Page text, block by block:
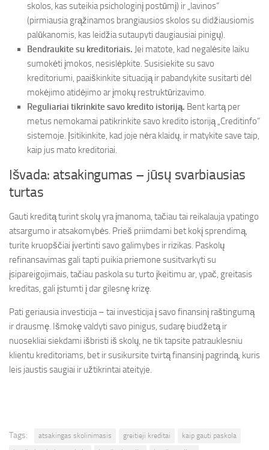
skolos, kas suteikia psichologinį postūmį) ir „lavinos“
(pirmiausia grąžinamos brangiausios skolos su didžiausiomis
palūkanomis, kas leidžia sutaupyti daugiausiai pinigų).
Bendraukite su kreditoriais. Jei matote, kad negalėsite laiku
sumokėti įmokos, nesislėpkite. Susisiekite su savo
kreditoriumi, paaiškinkite situaciją ir pabandykite susitarti dėl
mokėjimo atidėjimo ar įmokų restruktūrizavimo.
Reguliariai tikrinkite savo kredito istoriją. Bent kartą per
metus nemokamai patikrinkite savo kredito istoriją „Creditinfo“
sistemoje. Įsitikinkite, kad joje nėra klaidų, ir matykite save taip,
kaip jus mato kreditoriai.
Išvada: atsakingumas – jūsų svarbiausias
turtas
Gauti kreditą turint skolų yra įmanoma, tačiau tai reikalauja ypatingo
atsargumo ir atsakomybės. Prieš priimdami bet kokį sprendimą,
turite kruopščiai įvertinti savo galimybes ir rizikas. Paskolų
refinansavimas gali tapti puikia priemone susitvarkyti su
įsipareigojimais, tačiau paskola su turto įkeitimu ar, ypač, greitasis
kreditas, gali įstumti į dar gilesnę krizę.
Pati geriausia investicija – tai investicija į savo finansinį raštingumą
ir drausmę. Išmokę valdyti savo pinigus, sudarę biudžetą ir
nuosekliai siekdami išbristi iš skolų, ne tik tapsite patrauklesniu
klientu kreditoriams, bet ir susikursite tvirtą finansinį pagrindą, kuris
leis jaustis saugiai ir užtikrintai ateityje.
Tags: atsakingas skolinimasis greitieji kreditai
kaip gauti paskola